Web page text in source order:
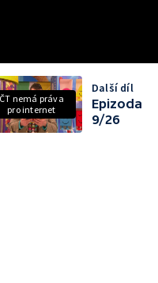
ČT nemá práva
pro internet
Další díl
Epizoda
9/26